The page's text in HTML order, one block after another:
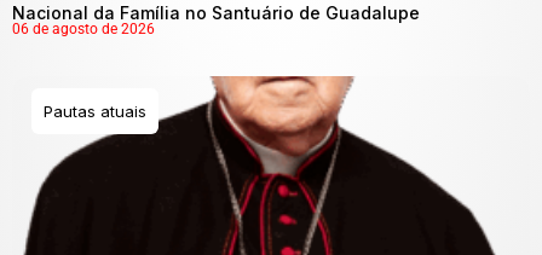
Nacional da Família no Santuário de Guadalupe
06 de agosto de 2026
Pautas atuais